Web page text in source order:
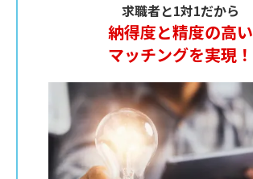
求職者と1対1だから
納得度と精度の高い
マッチングを実現！